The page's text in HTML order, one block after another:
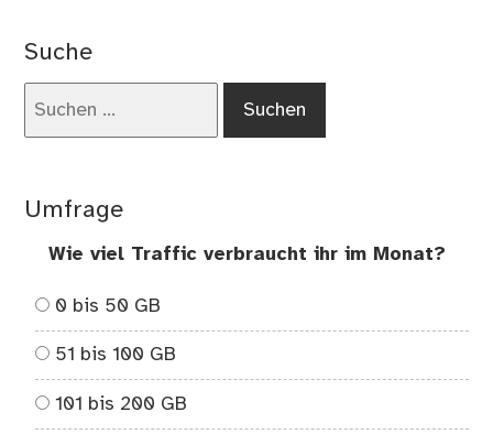
Suche
Umfrage
Wie viel Traffic verbraucht ihr im Monat?
0 bis 50 GB
51 bis 100 GB
101 bis 200 GB